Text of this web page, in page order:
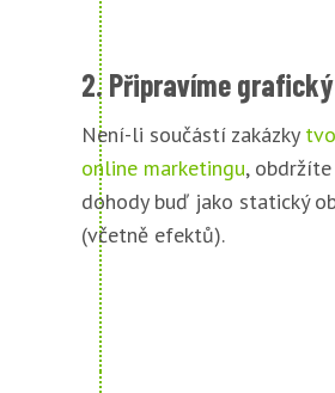
2. Připravíme
Není-li součástí zakázky
online marketingu,
dohody buď jako statický
(včetně efektů).